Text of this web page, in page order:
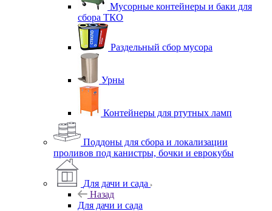
Мусорные контейнеры и баки для
сбора ТКО
Раздельный сбор мусора
Урны
Контейнеры для ртутных ламп
Поддоны для сбора и локализации
проливов под канистры, бочки и еврокубы
Для дачи и сада
Назад
Для дачи и сада